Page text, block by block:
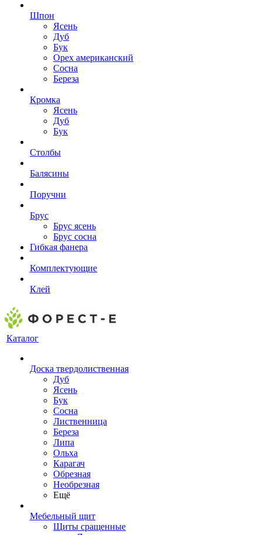
Шпон
Ясень
Дуб
Бук
Орех американский
Сосна
Береза
Кромка
Ясень
Дуб
Бук
Столбы
Балясины
Поручни
Брус
Брус ясень
Брус сосна
Гибкая фанера
Комплектующие
Клей
Каталог
Доска твердолиственная
Дуб
Ясень
Бук
Сосна
Лиственница
Береза
Липа
Ольха
Карагач
Обрезная
Необрезная
Ещё
Мебельный щит
Щиты сращенные